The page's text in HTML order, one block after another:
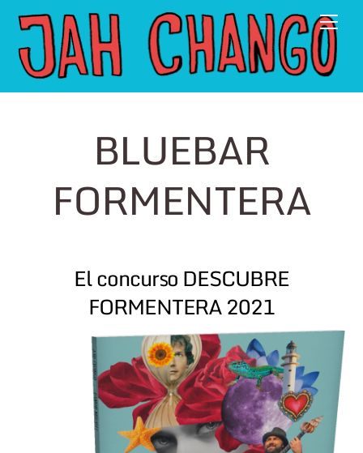
content
BLUEBAR
FORMENTERA
El concurso DESCUBRE
FORMENTERA 2021